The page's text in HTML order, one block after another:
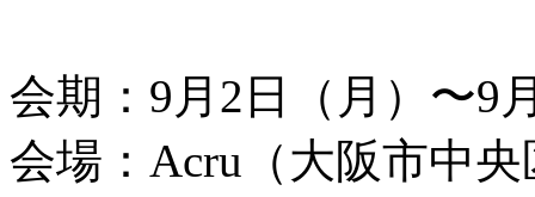
会期：9月2日（月）〜9
会場：Acru（大阪市中央